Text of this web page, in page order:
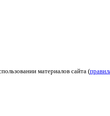
материалов сайта (